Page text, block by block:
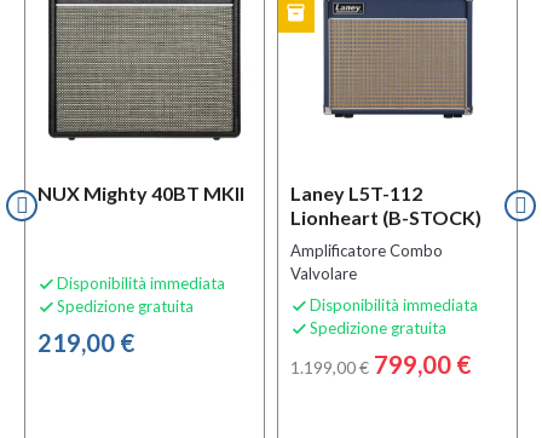
NUX Mighty 40BT MKII
 Disponibilità immediata
 Spedizione gratuita
219,00 €
Laney L5T-112
Lionheart (B-STOCK)
Amplificatore Combo
Valvolare
 Disponibilità immediata
 Spedizione gratuita
1.199,00 € 799,00 €
B-STOCK inventory